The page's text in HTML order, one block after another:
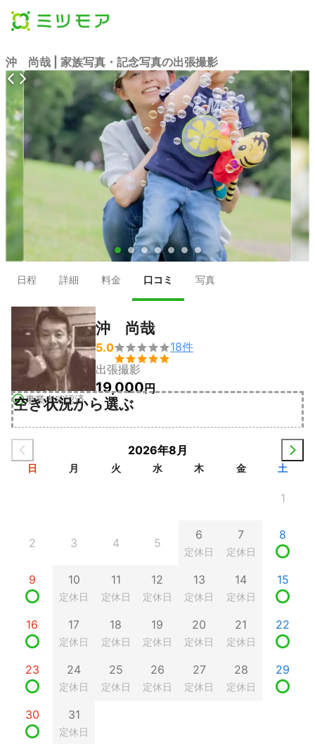
沖 尚哉 | 家族写真・記念写真の出張撮影
● ● ● ● ● ● ●
日程 詳細 料金 口コミ 写真
事業者確認済
沖 尚哉
5.0

18件
出張撮影
19,000円
空き状況から選ぶ
2026年8月
日 月 火 水 木 金 土
1
2 3 4 5
6
定休日
7
定休日
8
9 10
定休日
11
定休日
12
定休日
13
定休日
14
定休日
15
16 17
定休日
18
定休日
19
定休日
20
定休日
21
定休日
22
23 24
定休日
25
定休日
26
定休日
27
定休日
28
定休日
29
30 31
定休日